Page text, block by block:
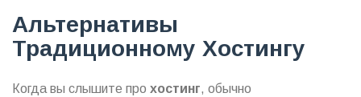
Альтернативы
Традиционному Хостингу
Когда вы слышите про хостинг, обычно